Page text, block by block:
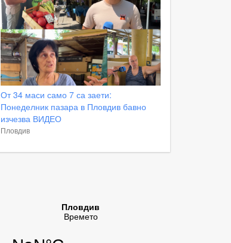
От 34 маси само 7 са заети:
Понеделник пазара в Пловдив бавно
изчезва ВИДЕО
Пловдив